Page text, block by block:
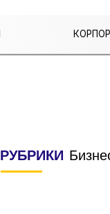
КОРПОРАТИВНЫЕ
РУБРИКИ